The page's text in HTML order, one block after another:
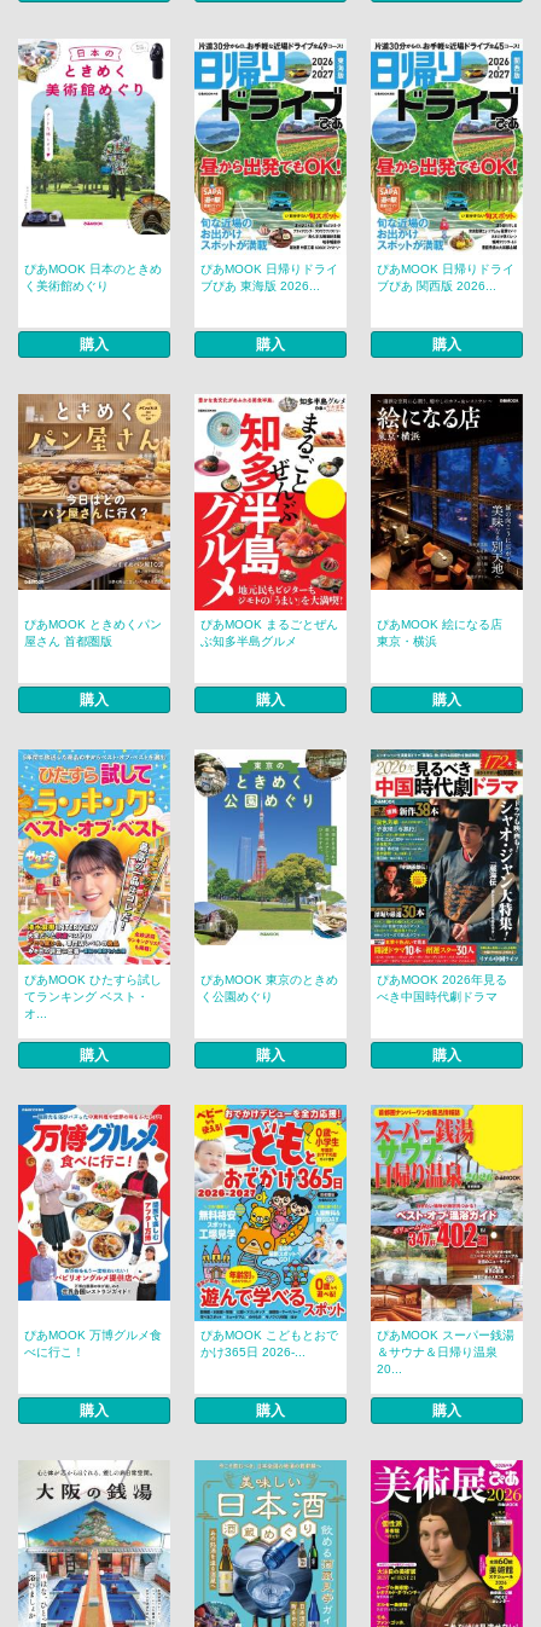
ぴあMOOK 日本のときめ
く美術館めぐり
購入
ぴあMOOK 日帰りドライ
ブぴあ 東海版 2026...
購入
ぴあMOOK 日帰りドライ
ブぴあ 関西版 2026...
購入
ぴあMOOK ときめくパン
屋さん 首都圏版
購入
ぴあMOOK まるごとぜん
ぶ知多半島グルメ
購入
ぴあMOOK 絵になる店
東京・横浜
購入
ぴあMOOK ひたすら試し
てランキング ベスト・
オ...
購入
ぴあMOOK 東京のときめ
く公園めぐり
購入
ぴあMOOK 2026年見る
べき中国時代劇ドラマ
購入
ぴあMOOK 万博グルメ食
べに行こ！
購入
ぴあMOOK こどもとおで
かけ365日 2026-...
購入
ぴあMOOK スーパー銭湯
＆サウナ＆日帰り温泉
20...
購入